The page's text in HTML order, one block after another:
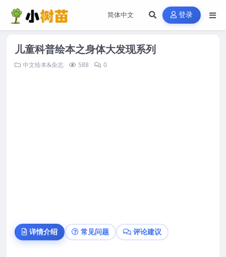
登录
儿童科普绘本之身体大发现系列
中文绘本&杂志 588 0
详情介绍 常见问题 评论建议